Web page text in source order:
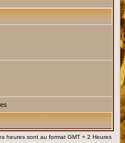
heures sont au format GMT + 2 Heures